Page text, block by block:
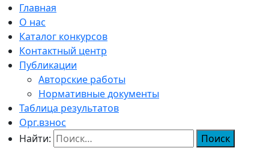
Главная
О нас
Каталог конкурсов
Контактный центр
Публикации
Авторские работы
Нормативные документы
Таблица результатов
Орг.взнос
Найти: